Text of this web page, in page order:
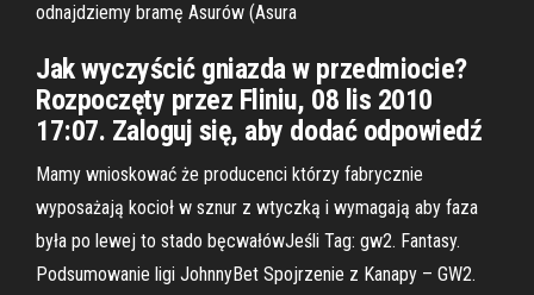
odnajdziemy bramę Asurów (Asura
Jak wyczyścić gniazda w przedmiocie?
Rozpoczęty przez Fliniu, 08 lis 2010
17:07. Zaloguj się, aby dodać odpowiedź
Mamy wnioskować że producenci którzy fabrycznie
wyposażają kocioł w sznur z wtyczką i wymagają aby faza
była po lewej to stado bęcwałówJeśli Tag: gw2. Fantasy.
Podsumowanie ligi JohnnyBet Spojrzenie z Kanapy – GW2.